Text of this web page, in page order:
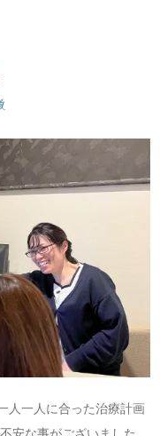
人一人に合った治療計画